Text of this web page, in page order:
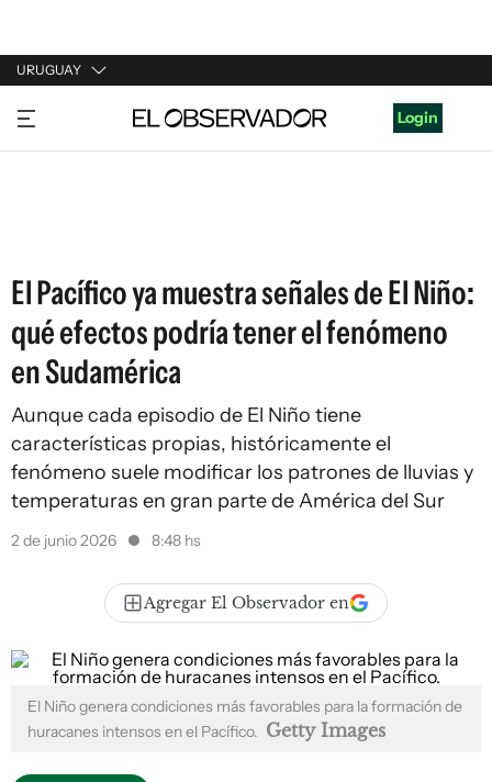
URUGUAY
URUGUAY
ARGENTINA
Login
El Pacífico ya muestra señales de El Niño:
qué efectos podría tener el fenómeno
en Sudamérica
Aunque cada episodio de El Niño tiene
características propias, históricamente el
fenómeno suele modificar los patrones de lluvias y
temperaturas en gran parte de América del Sur
2 de junio 2026 8:48 hs
Agregar El Observador en
El Niño genera condiciones más favorables para la formación de
huracanes intensos en el Pacífico. Getty Images